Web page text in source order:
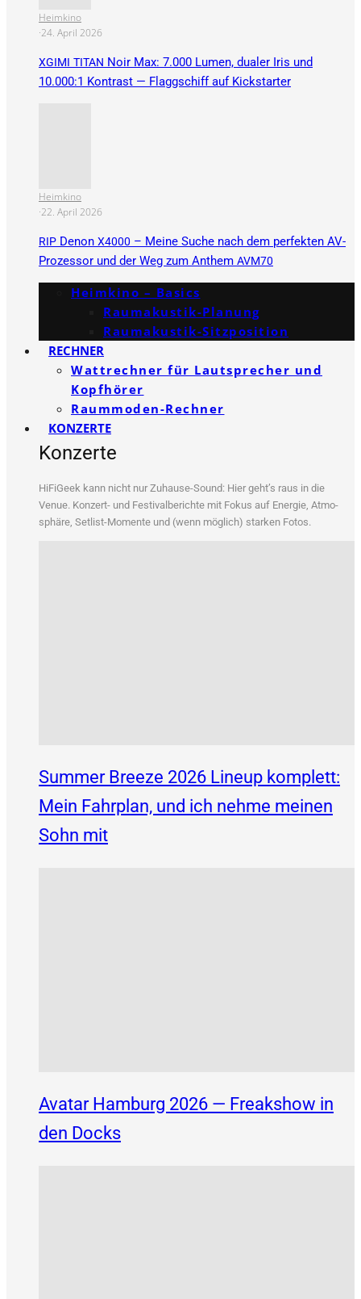
Heimkino
·24. April 2026
XGIMI TITAN Noir Max: 7.000 Lumen, dualer Iris und
10.000:1 Kontrast — Flaggschiff auf Kickstarter
Heimkino
·22. April 2026
RIP Denon X4000 – Meine Suche nach dem perfekten AV-
Prozessor und der Weg zum Anthem AVM70
Heimkino – Basics
Raumakustik-Planung
Raumakustik-Sitzposition
RECHNER
Wattrechner für Lautsprecher und
Kopfhörer
Raummoden-Rechner
KONZERTE
Konzerte
HiFi­Ge­ek kann nicht nur Zuhau­se-Sound: Hier geht’s raus in die
Venue. Kon­zert- und Fes­ti­val­be­rich­te mit Fokus auf Ener­gie, Atmo­
sphä­re, Set­list-Momen­te und (wenn mög­lich) star­ken Fotos.
Summer Breeze 2026 Lineup komplett:
Mein Fahrplan, und ich nehme meinen
Sohn mit
Avatar Hamburg 2026 — Freakshow in
den Docks